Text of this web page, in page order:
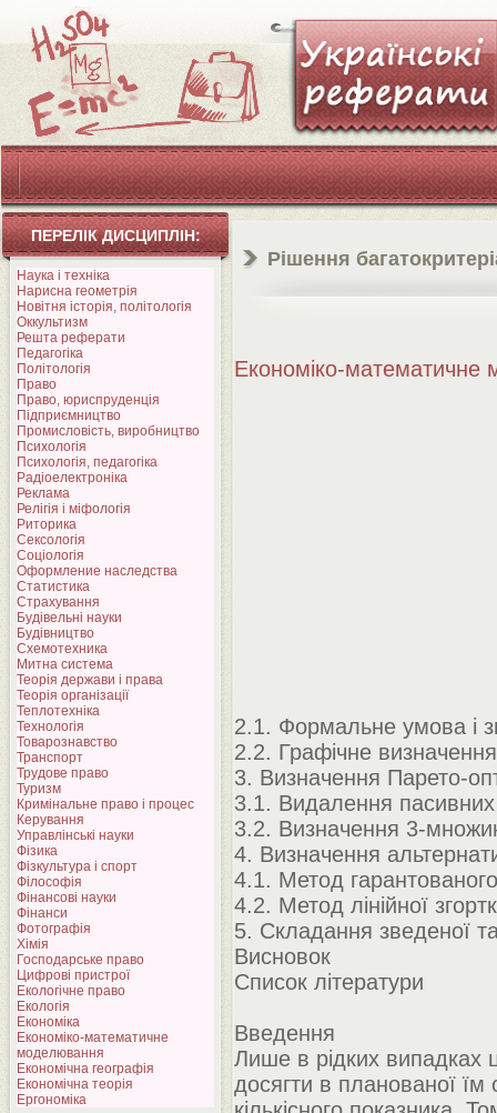
ПЕРЕЛІК ДИСЦИПЛІН:
Наука і техніка
Нарисна геометрія
Новітня історія, політологія
Оккультизм
Решта реферати
Педагогіка
Політологія
Право
Право, юриспруденція
Підприємництво
Промисловість, виробництво
Психологія
Психологія, педагогіка
Радіоелектроніка
Реклама
Релігія і міфологія
Риторика
Сексологія
Соціологія
Оформление наследства
Статистика
Страхування
Будівельні науки
Будівництво
Схемотехника
Митна система
Теорія держави і права
Теорія організації
Теплотехніка
Технологія
Товарознавство
Транспорт
Трудове право
Туризм
Кримінальне право і процес
Керування
Управлінські науки
Фізика
Фізкультура і спорт
Філософія
Фінансові науки
Фінанси
Фотографія
Хімія
Господарське право
Цифрові пристрої
Екологічне право
Екологія
Економіка
Економіко-математичне
моделювання
Економічна географія
Економічна теорія
Ергономіка
Рішення
Економіко-математичне
2.1. Формальне умова і
2.2. Графічне визначення
3. Визначення Парето-
3.1. Видалення
3.2. Визначення 3-
4. Визначення
4.1. Метод
4.2. Метод лінійної
5. Складання зведеної
Висновок
Список літератури
Введення
Лише в рідких випадках
досягти в планованої їм